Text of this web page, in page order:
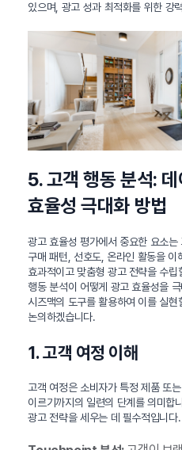
있으며, 광고 성과 최적화를 위한 강
5. 고객 행동 분석:
효율성 극대화 방법
광고 효율성 평가에서 중요한 요소
구매 패턴, 선호도, 온라인 활동을 이
효과적이고 맞춤형 광고 전략을 수
행동 분석이 어떻게 광고 효율성을
시즈맥의 도구를 활용하여 이를 실현
논의하겠습니다.
1. 고객 여정 이해
고객 여정은 소비자가 특정 제품 또
이르기까지의 일련의 단계를 의미합
광고 전략을 세우는 데 필수적입니다.